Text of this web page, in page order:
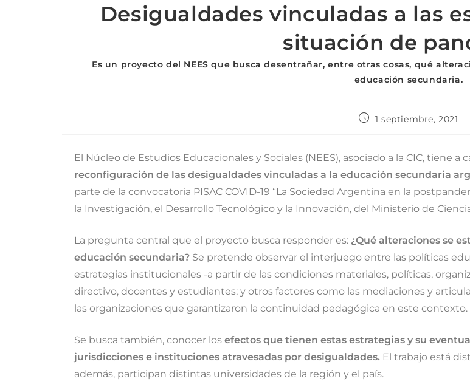
Desigualdades vinculadas a las
situación de
Es un proyecto del NEES que busca desentrañar, entre otras cosas, qué
educación secundaria.
1 septiembre, 2021
El Núcleo de Estudios Educacionales y Sociales (NEES), asociado a la CIC, tiene
reconfiguración de las desigualdades vinculadas a la educación secundaria
parte de la convocatoria PISAC COVID-19 “La Sociedad Argentina en la
la Investigación, el Desarrollo Tecnológico y la Innovación, del Ministerio de
La pregunta central que el proyecto busca responder es: ¿Qué alteraciones se
educación secundaria? Se pretende observar el interjuego entre las políticas
estrategias institucionales -a partir de las condiciones materiales, políticas,
directivo, docentes y estudiantes; y otros factores como las mediaciones y
las organizaciones que garantizaron la continuidad pedagógica en este contexto.
Se busca también, conocer los efectos que tienen estas estrategias y su
jurisdicciones e instituciones atravesadas por desigualdades. El trabajo está
además, participan distintas universidades de la región y el país.